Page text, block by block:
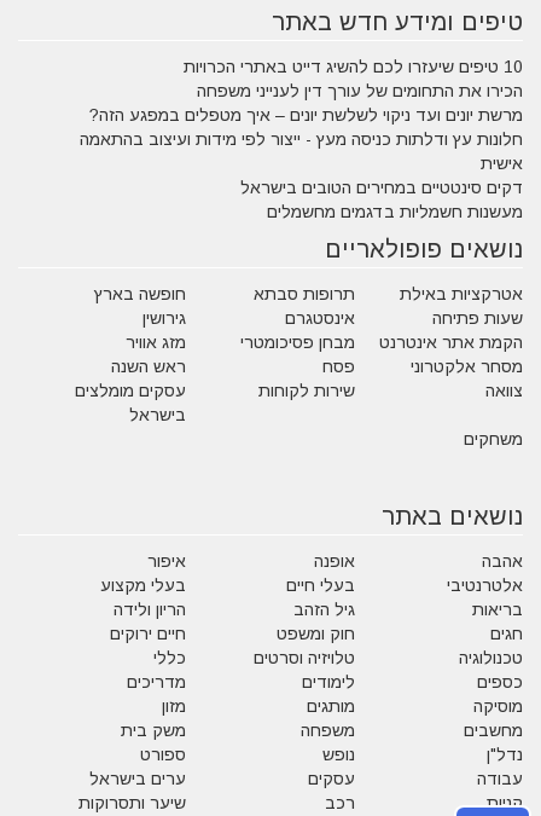
טיפים ומידע חדש באתר
10 טיפים שיעזרו לכם להשיג דייט באתרי הכרויות
הכירו את התחומים של עורך דין לענייני משפחה
מרשת יונים ועד ניקוי לשלשת יונים – איך מטפלים במפגע הזה?
חלונות עץ ודלתות כניסה מעץ - ייצור לפי מידות ועיצוב בהתאמה
אישית
דקים סינטטיים במחירים הטובים בישראל
מעשנות חשמליות בדגמים מחשמלים
נושאים פופולאריים
אטרקציות באילת תרופות סבתא
חופשה בארץ
שעות פתיחה
אינסטגרם
גירושין
הקמת אתר אינטרנט
מבחן פסיכומטרי
מזג אוויר
מסחר אלקטרוני
פסח
ראש השנה
צוואה
שירות לקוחות
עסקים מומלצים
בישראל
משחקים
נושאים באתר
אהבה אופנה
איפור
אלטרנטיבי
בעלי חיים
בעלי מקצוע
בריאות
גיל הזהב
הריון ולידה
חגים
חוק ומשפט
חיים ירוקים
טכנולוגיה
טלויזיה וסרטים
כללי
כספים
לימודים
מדריכים
מוסיקה
מותגים
מזון
מחשבים
משפחה
משק בית
נדל"ן
נופש
ספורט
עבודה
עסקים
ערים בישראל
קניות
רכב שיער ותסרוקות